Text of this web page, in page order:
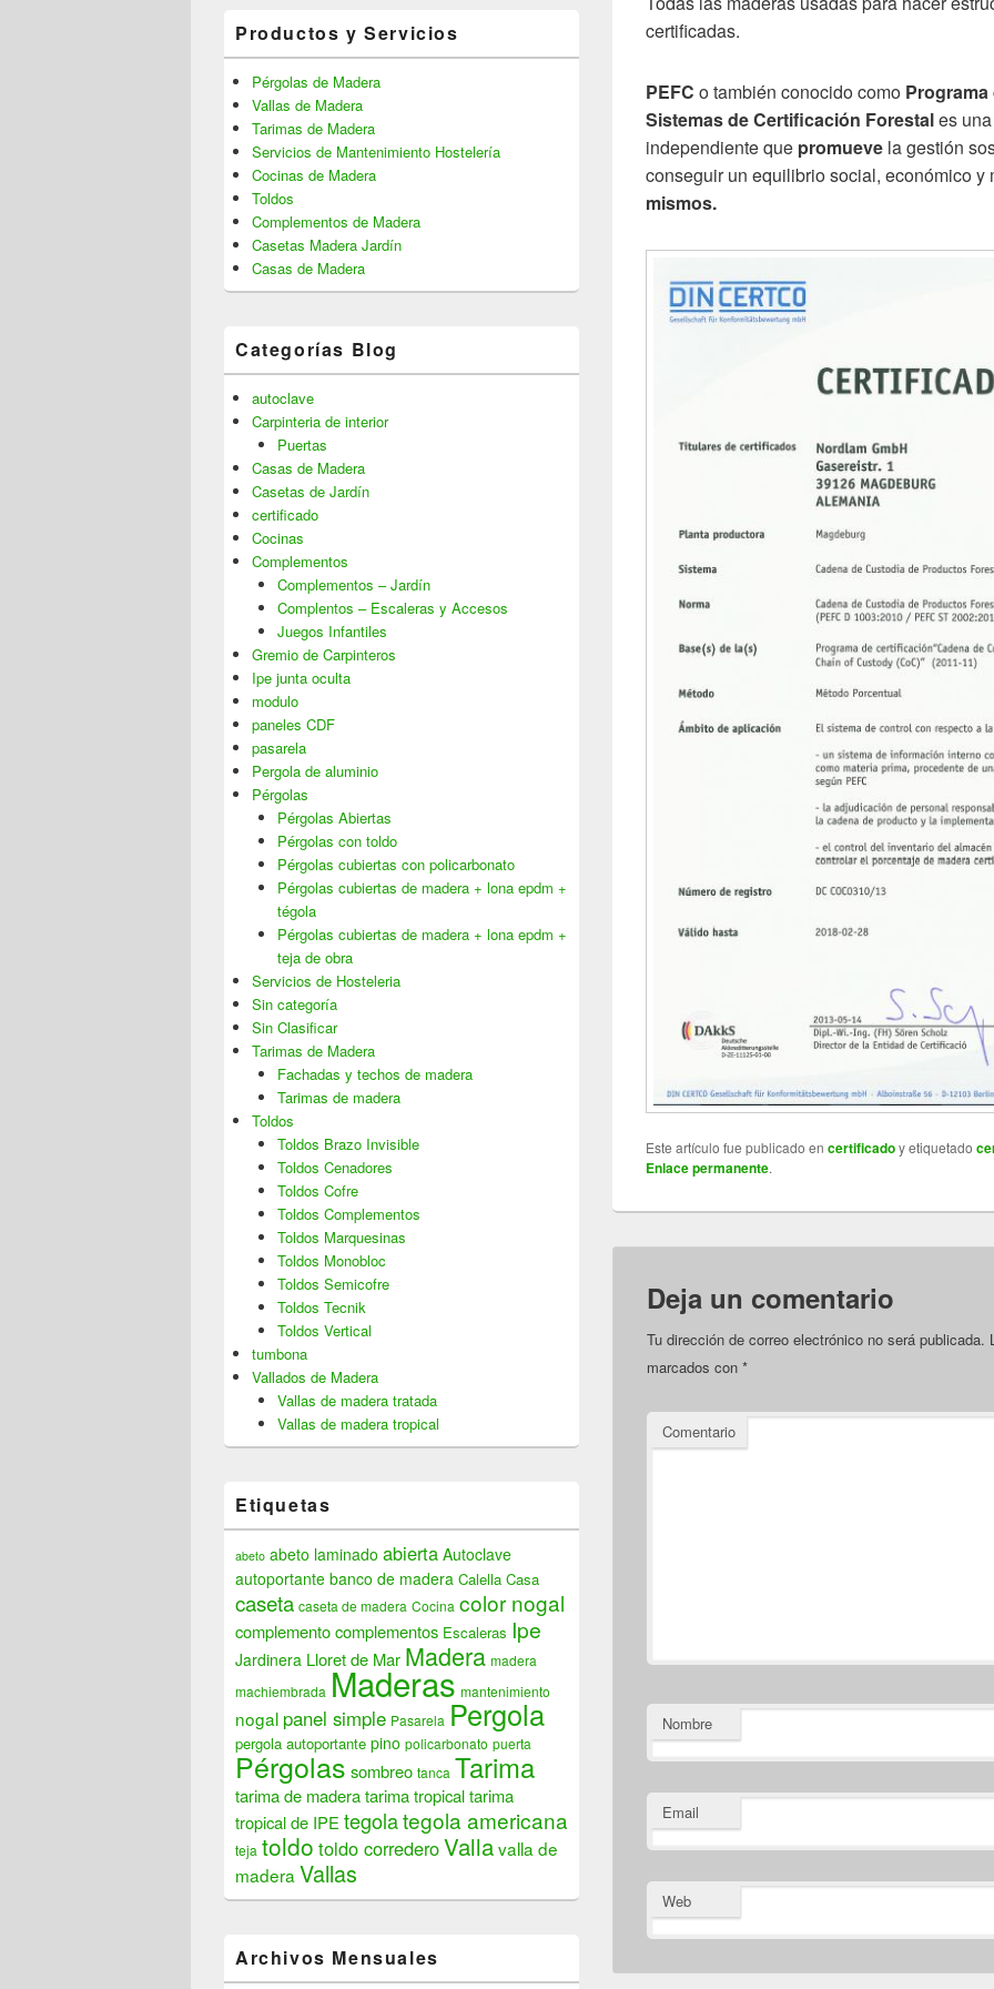
certificadas.
PEFC o también conocido como
Sistemas de Certificación Forestales
independiente que promueve la gestión
conseguir un equilibrio social, económico y
mismos.
Este artículo fue publicado en certificadoy etiquetado
Enlace permanente.
Deja un comentario
Tu dirección de correo electrónico no será publicada.
marcados con *
Comentario
Nombre
Email
Web
Productos y Servicios
Pérgolas de Madera
Vallas de Madera
Tarimas de Madera
Servicios de Mantenimiento Hostelería
Cocinas de Madera
Toldos
Complementos de Madera
Casetas Madera Jardín
Casas de Madera
Categorías Blog
autoclave
Carpinteria de interior
Puertas
Casas de Madera
Casetas de Jardín
certificado
Cocinas
Complementos
Complementos – Jardín
Complentos – Escaleras y Accesos
Juegos Infantiles
Gremio de Carpinteros
Ipe junta oculta
modulo
paneles CDF
pasarela
Pergola de aluminio
Pérgolas
Pérgolas Abiertas
Pérgolas con toldo
Pérgolas cubiertas con policarbonato
Pérgolas cubiertas de madera + lona epdm +
tégola
Pérgolas cubiertas de madera + lona epdm +
teja de obra
Servicios de Hosteleria
Sin categoría
Sin Clasificar
Tarimas de Madera
Fachadas y techos de madera
Tarimas de madera
Toldos
Toldos Brazo Invisible
Toldos Cenadores
Toldos Cofre
Toldos Complementos
Toldos Marquesinas
Toldos Monobloc
Toldos Semicofre
Toldos Tecnik
Toldos Vertical
tumbona
Vallados de Madera
Vallas de madera tratada
Vallas de madera tropical
Etiquetas
abeto abeto laminado abierta Autoclave
autoportante banco de madera Calella Casa
caseta caseta de madera Cocina color nogal
complementocomplementos Escaleras Ipe
Jardinera Lloret de Mar Madera madera
machiembrada Maderas mantenimiento
nogal panel simple Pasarela Pergola
pergola autoportante pino policarbonato puerta
Pérgolas sombreo tanca Tarima
tarima de maderatarima tropicaltarima
tropical de IPE tegolategola americana
teja toldo toldo correderoVallavalla de
madera Vallas
Archivos Mensuales